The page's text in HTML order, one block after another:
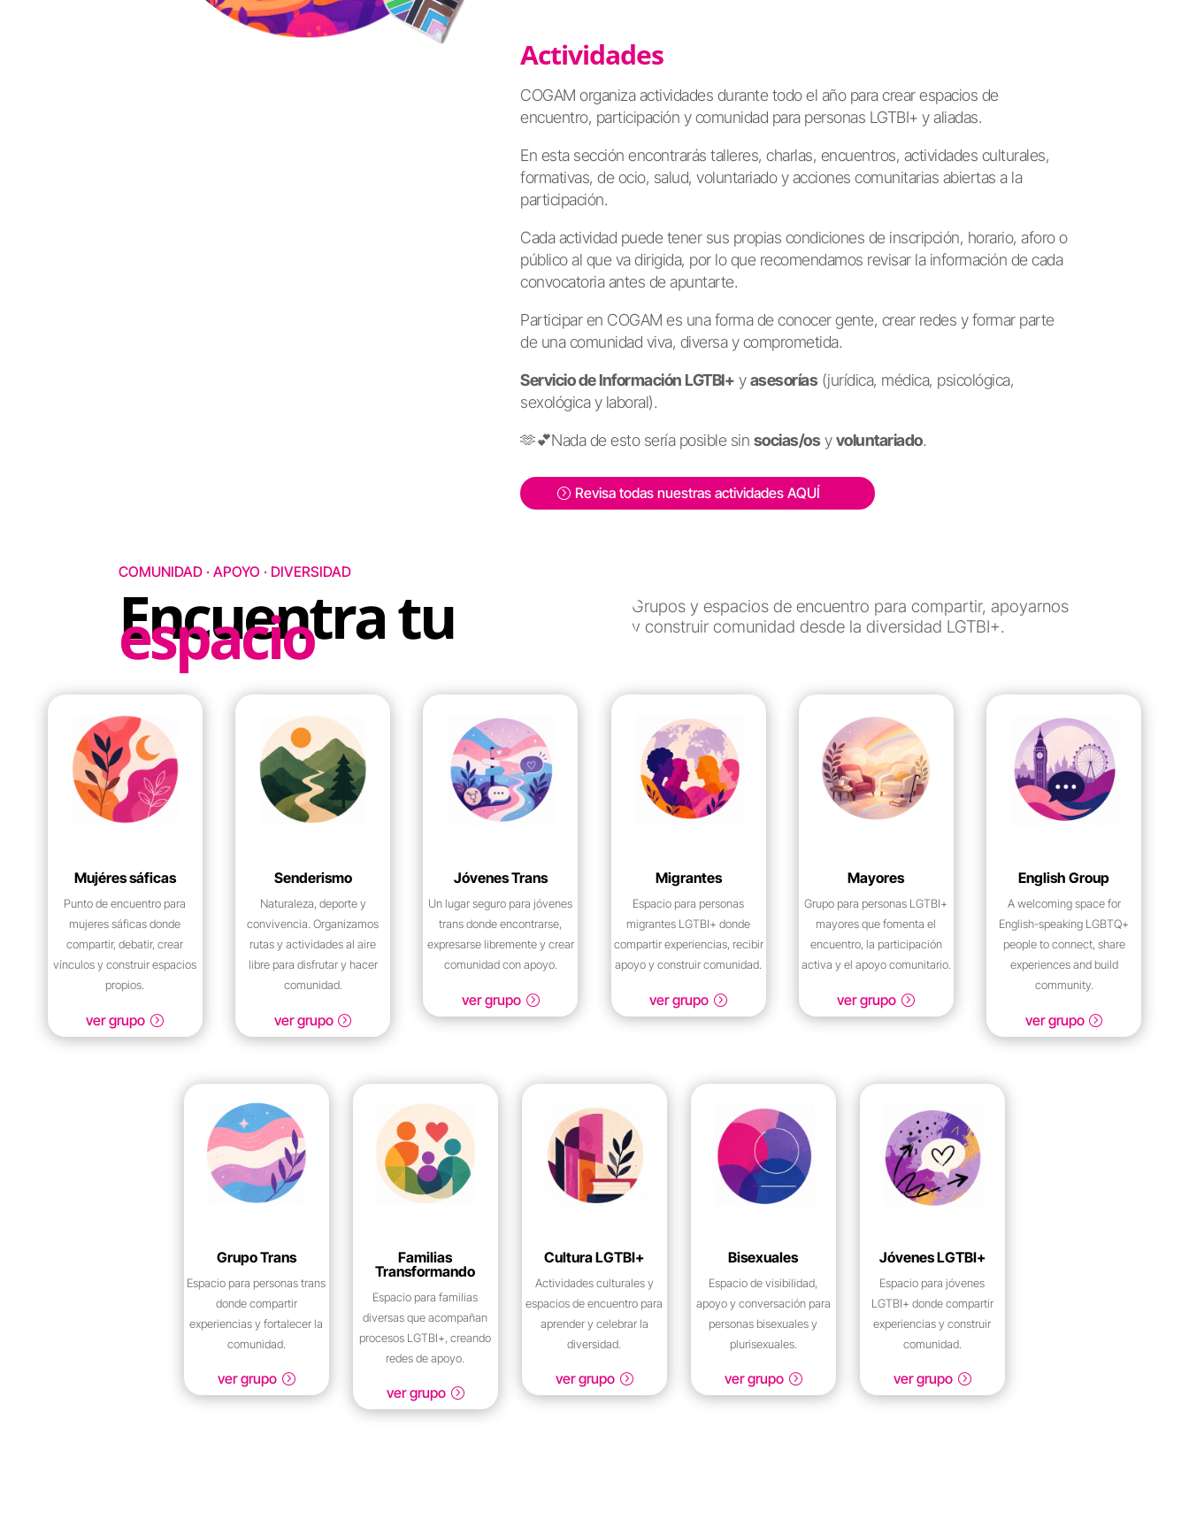
Actividades
COGAM organiza actividades durante todo el año para crear espacios de
encuentro, participación y comunidad para personas LGTBI+ y aliadas.
En esta sección encontrarás talleres, charlas, encuentros, actividades culturales,
formativas, de ocio, salud, voluntariado y acciones comunitarias abiertas a la
participación.
Cada actividad puede tener sus propias condiciones de inscripción, horario, aforo o
público al que va dirigida, por lo que recomendamos revisar la información de cada
convocatoria antes de apuntarte.
Participar en COGAM es una forma de conocer gente, crear redes y formar parte
de una comunidad viva, diversa y comprometida.
Servicio de Información LGTBI+ yasesorías (jurídica, médica, psicológica,
sexológica y laboral).
🫶💕Nada de esto sería posible sin socias/os yvoluntariado.
Revisa todas nuestras actividades AQUÍ
COMUNIDAD · APOYO · DIVERSIDAD
Encuentra tu
espacio
Grupos y espacios de encuentro para compartir, apoyarnos
y construir comunidad desde la diversidad LGTBI+.
Mujéres sáficas
Punto de encuentro para
mujeres sáficas donde
compartir, debatir, crear
vínculos y construir espacios
propios.
ver grupo
Senderismo
Naturaleza, deporte y
convivencia. Organizamos
rutas y actividades al aire
libre para disfrutar y hacer
comunidad.
ver grupo
Jóvenes Trans
Un lugar seguro para jóvenes
trans donde encontrarse,
expresarse libremente y crear
comunidad con apoyo.
ver grupo
Migrantes
Espacio para personas
migrantes LGTBI+ donde
compartir experiencias, recibir
apoyo y construir comunidad.
ver grupo
Mayores
Grupo para personas LGTBI+
mayores que fomenta el
encuentro, la participación
activa y el apoyo comunitario.
ver grupo
English Group
A welcoming space for
English-speaking LGBTQ+
people to connect, share
experiences and build
community.
ver grupo
Grupo Trans
Espacio para personas trans
donde compartir
experiencias y fortalecer la
comunidad.
ver grupo
Familias
Transformando
Espacio para familias
diversas que acompañan
procesos LGTBI+, creando
redes de apoyo.
ver grupo
Cultura LGTBI+
Actividades culturales y
espacios de encuentro para
aprender y celebrar la
diversidad.
ver grupo
Bisexuales
Espacio de visibilidad,
apoyo y conversación para
personas bisexuales y
plurisexuales.
ver grupo
Jóvenes LGTBI+
Espacio para jóvenes
LGTBI+ donde compartir
experiencias y construir
comunidad.
ver grupo